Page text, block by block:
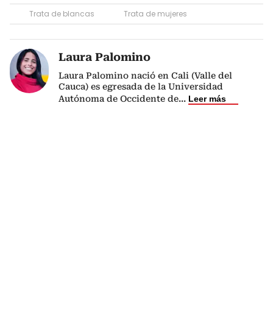
Trata de blancas Trata de mujeres
Laura Palomino
Laura Palomino nació en Cali (Valle del
Cauca) es egresada de la Universidad
Autónoma de Occidente de... Leer más